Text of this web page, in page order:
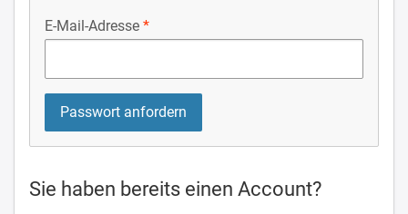
E-Mail-Adresse
Sie haben bereits einen Account?